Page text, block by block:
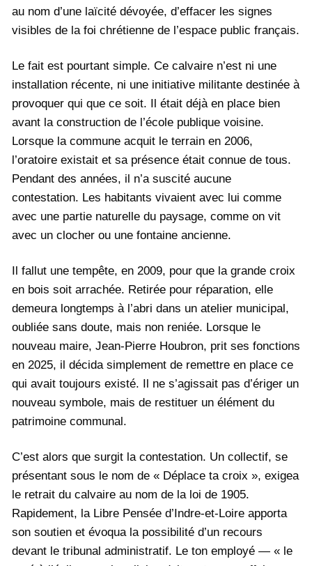
au nom d’une laïcité dévoyée, d’effacer les signes
visibles de la foi chrétienne de l’espace public français.
Le fait est pourtant simple. Ce calvaire n’est ni une
installation récente, ni une initiative militante destinée à
provoquer qui que ce soit. Il était déjà en place bien
avant la construction de l’école publique voisine.
Lorsque la commune acquit le terrain en 2006,
l’oratoire existait et sa présence était connue de tous.
Pendant des années, il n’a suscité aucune
contestation. Les habitants vivaient avec lui comme
avec une partie naturelle du paysage, comme on vit
avec un clocher ou une fontaine ancienne.
Il fallut une tempête, en 2009, pour que la grande croix
en bois soit arrachée. Retirée pour réparation, elle
demeura longtemps à l’abri dans un atelier municipal,
oubliée sans doute, mais non reniée. Lorsque le
nouveau maire, Jean-Pierre Houbron, prit ses fonctions
en 2025, il décida simplement de remettre en place ce
qui avait toujours existé. Il ne s’agissait pas d’ériger un
nouveau symbole, mais de restituer un élément du
patrimoine communal.
C’est alors que surgit la contestation. Un collectif, se
présentant sous le nom de « Déplace ta croix », exigea
le retrait du calvaire au nom de la loi de 1905.
Rapidement, la Libre Pensée d’Indre-et-Loire apporta
son soutien et évoqua la possibilité d’un recours
devant le tribunal administratif. Le ton employé — « le